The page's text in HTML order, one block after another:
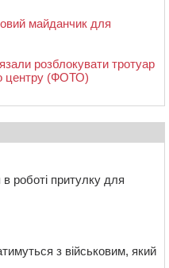
майданчик для
розблокувати тротуар
центру (ФОТО)
роботі притулку для
з військовим, який